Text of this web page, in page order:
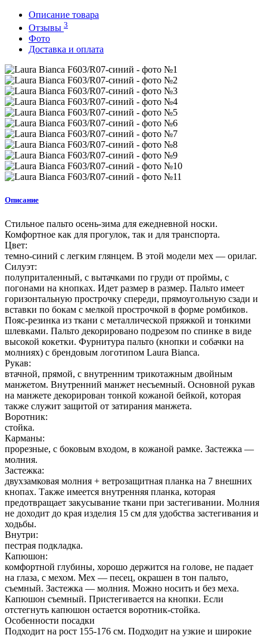
Описание товара
Отзывы 3
Фото
Доставка и оплата
Описание
Стильное пальто осень-зима для ежедневной носки.
Комфортное как для прогулок, так и для транспорта.
Цвет:
темно-синий с легким глянцем. В этой модели мех — орилаг.
Силуэт:
полуприталенный, с вытачками по груди от проймы, с
погонами на кнопках. Идет размер в размер. Пальто имеет
горизонтальную прострочку спереди, прямоугольную сзади и
вставки по бокам с мелкой прострочкой в форме ромбиков.
Пояс-резинка из ткани с металлической пряжкой и тонкими
шлевками. Пальто декорировано подрезом по спинке в виде
высокой кокетки. Фурнитура пальто (кнопки и собачки на
молниях) с брендовым логотипом Laura Bianca.
Рукав:
втачной, прямой, с внутренним трикотажным двойным
манжетом. Внутренний манжет несъемный. Основной рукав
на манжете декорирован тонкой кожаной бейкой, которая
также служит защитой от затирания манжета.
Воротник:
стойка.
Карманы:
прорезные, с боковым входом, в кожаной рамке. Застежка —
молния.
Застежка:
двухзамковая молния + ветрозащитная планка на 7 внешних
кнопах. Также имеется внутренняя планка, которая
предотвращает закусывание ткани при застегивании. Молния
не доходит до края изделия 15 см для удобства застегивания и
ходьбы.
Внутри:
пестрая подкладка.
Капюшон:
комфортной глубины, хорошо держится на голове, не падает
на глаза, с мехом. Мех — песец, окрашен в тон пальто,
съемный. Застежка — молния. Можно носить и без меха.
Капюшон съемный. Пристегивается на кнопки. Если
отстегнуть капюшон остается воротник-стойка.
Особенности посадки
Подходит на рост 155-176 см. Подходит на узкие и широкие